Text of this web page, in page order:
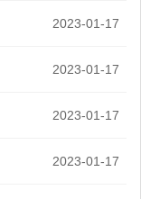
2023-01-17
2023-01-17
2023-01-17
2023-01-17